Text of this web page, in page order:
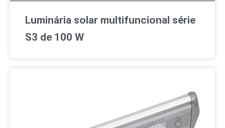
Luminária solar multifuncional série
S3 de 100 W